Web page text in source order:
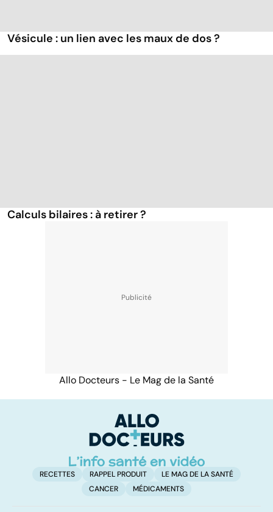
Vésicule : un lien avec les maux de dos ?
Calculs bilaires : à retirer ?
Allo Docteurs - Le Mag de la Santé
RECETTES RAPPEL PRODUIT
LE MAG DE LA SANTÉ
CANCER
MÉDICAMENTS